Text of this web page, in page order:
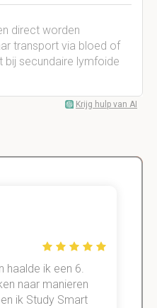
direct worden
transport via bloed of
bij secundaire lymfoide
Krijg hulp van AI
haalde ik een 6.
naar manieren
ik Study Smart